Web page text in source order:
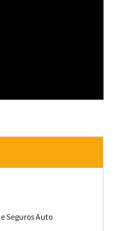
Seguros Auto